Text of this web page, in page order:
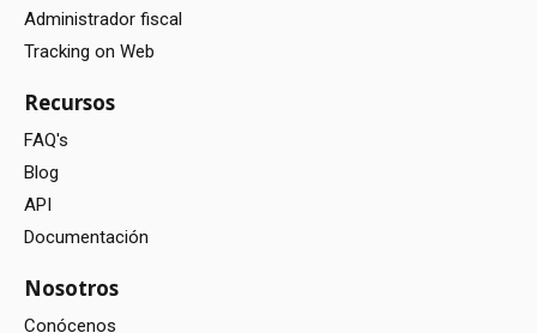
Administrador fiscal
Tracking on Web
Recursos
FAQ's
Blog
API
Documentación
Nosotros
Conócenos